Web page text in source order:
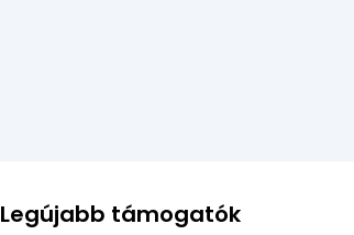
Legújabb támogatók